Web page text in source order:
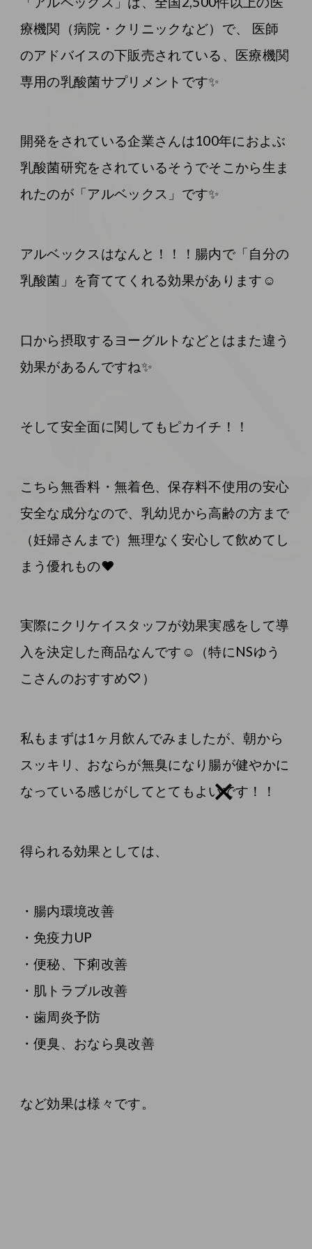
療機関（病院・クリニックなど）で、 医師
のアドバイスの下販売されている、医療機関
専用の乳酸菌サプリメントです✨
開発をされている企業さんは100年におよぶ
乳酸菌研究をされているそうでそこから生ま
れたのが「アルベックス」です✨
アルベックスはなんと！！！腸内で「自分の
乳酸菌」を育ててくれる効果があります☺️
口から摂取するヨーグルトなどとはまた違う
効果があるんですね✨
そして安全面に関してもピカイチ！！
こちら無香料・無着色、保存料不使用の安心
安全な成分なので、乳幼児から高齢の方まで
（妊婦さんまで）無理なく安心して飲めてし
まう優れもの❤️
実際にクリケイスタッフが効果実感をして導
入を決定した商品なんです☺️（特にNSゆう
こさんのおすすめ♡）
私もまずは1ヶ月飲んでみましたが、朝から
スッキリ、おならが無臭になり腸が健やかに
なっている感じがしてとてもよいです！！
得られる効果としては、
・腸内環境改善
・免疫力UP
・便秘、下痢改善
・肌トラブル改善
・歯周炎予防
・便臭、おなら臭改善
など効果は様々です。